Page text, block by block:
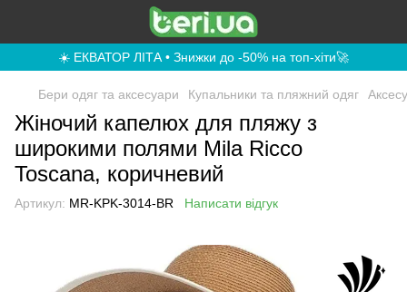
☀️ ЕКВАТОР ЛІТА • Знижки до -50% на топ-хіти🚀
Бери одяг та аксесуари Купальники та пляжний одяг
Жіночий капелюх для пляжу з
широкими полями Mila Ricco
Toscana, коричневий
Артикул: MR-KPK-3014-BR Написати відгук